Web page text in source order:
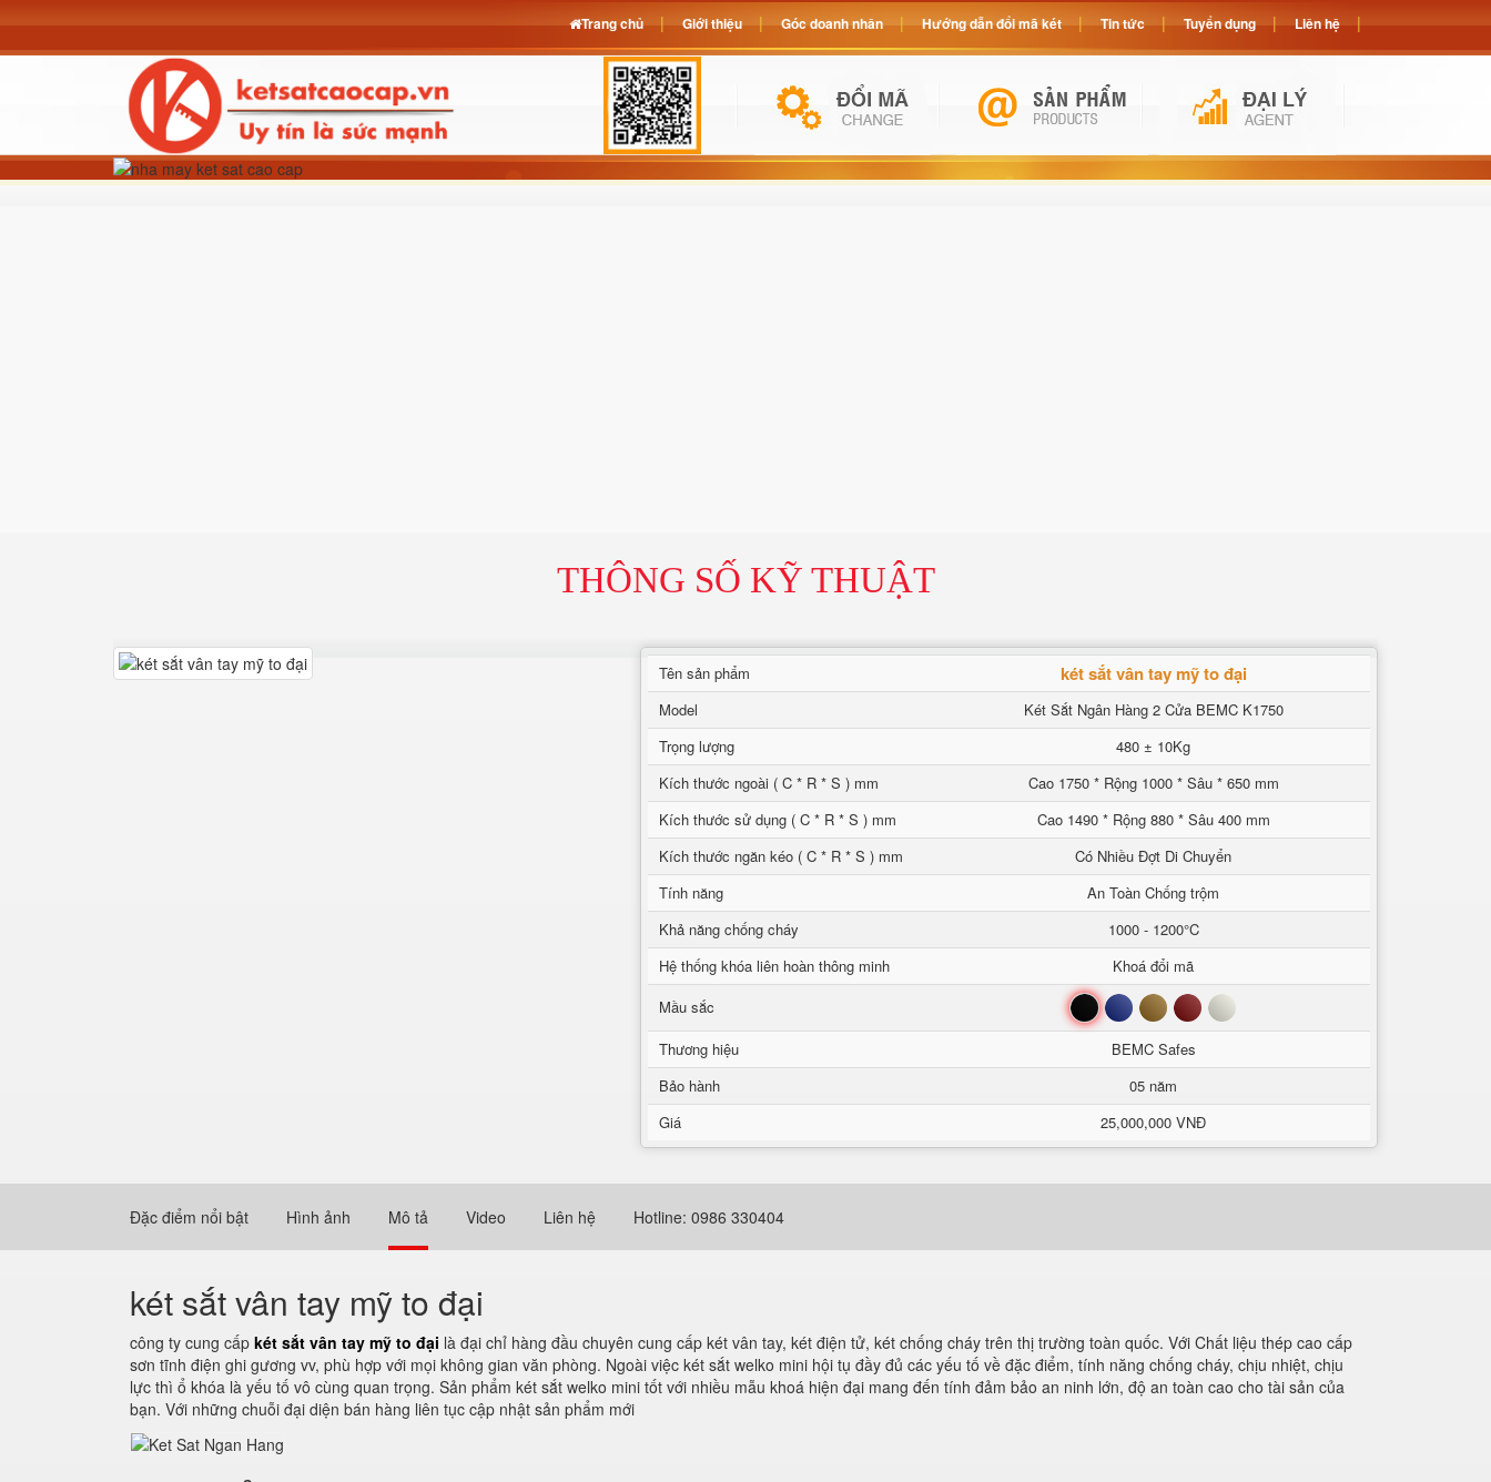
THÔNG SỐ KỸ THUẬT
Tên sản phẩm két sắt vân tay mỹ to đại
Model
Két Sắt Ngân Hàng 2 Cửa BEMC K1750
Trọng lượng
480 ± 10Kg
Kích thước ngoài ( C * R * S ) mm
Cao 1750 * Rộng 1000 * Sâu * 650 mm
Kích thước sử dụng ( C * R * S ) mm
Cao 1490 * Rộng 880 * Sâu 400 mm
Kích thước ngăn kéo ( C * R * S ) mm
Có Nhiều Đợt Di Chuyển
Tính năng
An Toàn Chống trộm
Khả năng chống cháy
1000 - 1200°C
Hệ thống khóa liên hoàn thông minh
Khoá đổi mã
Mầu sắc
Đen Xanh Nâu Đỏ Trắng
Thương hiệu
BEMC Safes
Bảo hành
05 năm
Giá
25,000,000 VNĐ
Đặc điểm nổi bật Hình ảnh Mô tả Video Liên hệ Hotline: 0986 330404
két sắt vân tay mỹ to đại
công ty cung cấp két sắt vân tay mỹ to đại là đại chỉ hàng đầu chuyên cung cấp két vân tay, két điện tử, két chống cháy trên thị trường toàn quốc. Với Chất liệu thép cao cấp
sơn tĩnh điện ghi gương vv, phù hợp với mọi không gian văn phòng. Ngoài việc két sắt welko mini hội tụ đầy đủ các yếu tố về đặc điểm, tính năng chống cháy, chịu nhiệt, chịu
lực thì ổ khóa là yếu tố vô cùng quan trọng. Sản phẩm két sắt welko mini tốt với nhiều mẫu khoá hiện đại mang đến tính đảm bảo an ninh lớn, độ an toàn cao cho tài sản của
bạn. Với những chuỗi đại diện bán hàng liên tục cập nhật sản phẩm mới
Trang chủ Giới thiệu Góc doanh nhân Hướng dẫn đổi mã két Tin tức Tuyển dụng Liên hệ